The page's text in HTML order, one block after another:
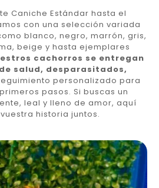
Caniche Estándar hasta el
con una selección variada
blanco, negro, marrón, gris,
beige y hasta ejemplares
cachorros se entregan
salud, desparasitados,
personalizado para
pasos. Si buscas un
leal y lleno de amor, aquí
historia juntos.